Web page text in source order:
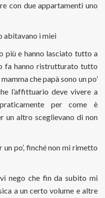
con due appartamenti uno
abitavano i miei
più e hanno lasciato tutto a
fa hanno ristrutturato tutto
che papà sono un po’
l’affittuario deve vivere a
per come è
un altro sceglievano di non
po’, finché non mi rimetto
nego che fin da subito mi
a un certo volume e altre